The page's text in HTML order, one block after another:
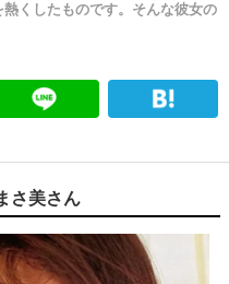
くしたものです。そんな彼女の
さ美さん